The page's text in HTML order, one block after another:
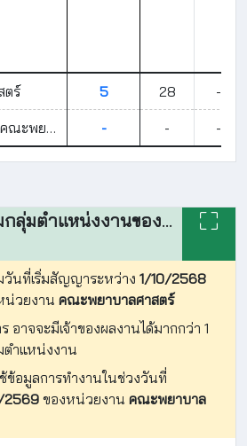
ตร์ 5 28 -
าลศาสตร์ - - -
ตำแหน่งงานของบุคลากร
นที่เริ่มสัญญาระหว่าง 1/10/2568
น่วยงาน คณะพยาบาลศาสตร์
อาจจะมีเจ้าของผลงานได้มากกว่า 1
ตำแหน่งงาน
ข้อมูลการทำงานในช่วงวันที่
ของหน่วยงาน คณะพยาบาล